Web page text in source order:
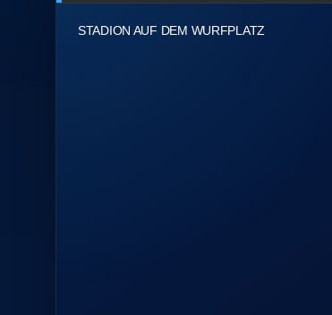
STADION AUF DEM WURFPLATZ